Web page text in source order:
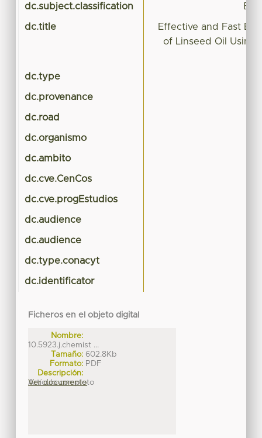
dc.subject.classification
dc.title
Effective and Fast
of Linseed Oil Using
dc.type
dc.provenance
dc.road
dc.organismo
dc.ambito
dc.cve.CenCos
dc.cve.progEstudios
dc.audience
dc.audience
dc.type.conacyt
dc.identificator
Ficheros en el objeto digital
Nombre:
10.5923.j.chemist ...
Tamaño: 602.8Kb
Formato: PDF
Descripción:
Artículo completo
Ver documento